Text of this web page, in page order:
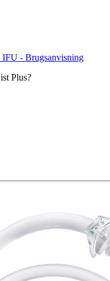
IFU - Brugsanvisning
Plus?